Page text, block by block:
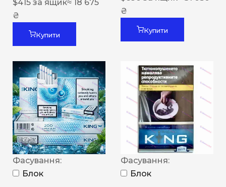
$415 за ящик≈ 18 675
₴
Купити
₴
Купити
Фасування:
Блок
Фасування:
Блок